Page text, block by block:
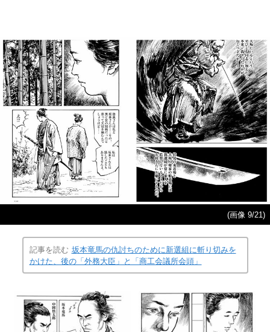
(画像 9/21)
記事を読む 坂本竜馬の仇討ちのために新選組に斬り切みを
かけた、後の「外務大臣」と「商工会議所会頭」